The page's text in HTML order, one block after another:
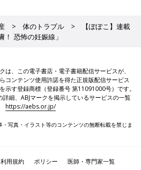
体のトラブル
【ぽぽこ】連載
！ 恐怖の妊娠線」
は、この電子書店・電子書籍配信サービスが、
コンテンツ使用許諾を得た正規版配信サービス
示す登録商標（登録番号 第11091000号）です。
詳細、ABJマークを掲示しているサービスの一覧
https://aebs.or.jp/
写真・イラスト等のコンテンツの無断転載を禁じま
利用規約 ポリシー
医師・専門家一覧